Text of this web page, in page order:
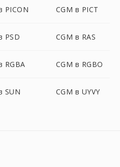
PICON CGM в PICT
PSD CGM в RAS
RGBA CGM в RGBO
SUN CGM в UYVY